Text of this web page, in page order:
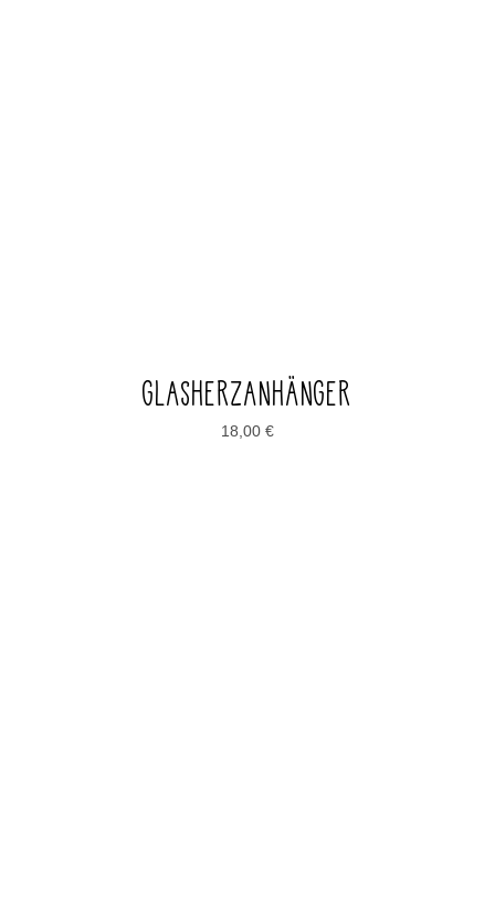
GLASHERZANHÄNGER
18,00 €